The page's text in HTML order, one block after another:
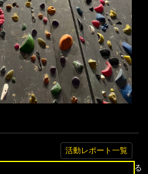
活動レポート一覧
▲トップへ戻る